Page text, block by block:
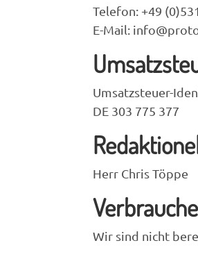
Telefon: +49
E-Mail:
Umsatzsteuer-
DE 303 775 377
Herr Chris Töppe
Wir sind nicht